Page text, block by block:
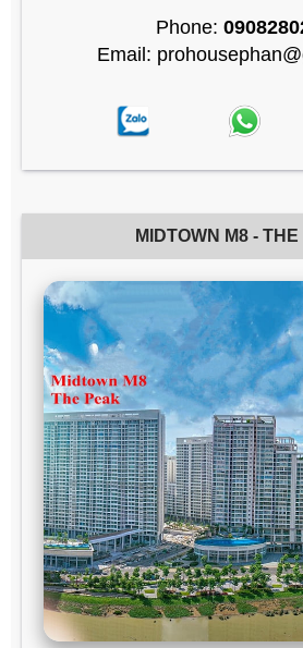
Phone:
Email:
MIDTOWN M8 -